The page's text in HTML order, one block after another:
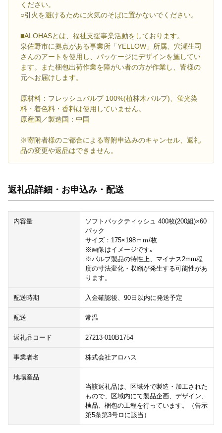
ください。
○引火を避けるために火気のそばに置かないでください。
■ALOHASとは、福祉支援事業活動をしております。
泉佐野市に拠点がある事業所「YELLOW」所属、穴瀬生司
さんのアートを使用し、パッケージにデザインを施してい
ます。また梱包出荷作業を障がい者の方が作業し、皆様の
元へお届けします。
原材料：フレッシュパルプ 100%(植林木パルプ)、蛍光染
料・着色料・香料は使用していません。
原産国／製造国：中国
※寄附者様のご都合による寄附申込みのキャンセル、返礼
品の変更や返品はできません。
返礼品詳細・お申込み・配送
内容量
ソフトパックティッシュ 400枚(200組)×60
パック
サイズ：175×198ｍｍ/枚
※画像はイメージです｡
※パルプ製品の特性上、マイナス2mm程
度の寸法変化・収縮が発生する可能性があ
ります。
配送時期 入金確認後、90日以内に発送予定
配送 常温
返礼品コード 27213-010B1754
事業者名 株式会社アロハス
地場産品
当該返礼品は、区域外で製造・加工された
もので、区域内にて製品企画、デザイン、
検品、梱包の工程を行っています。（告示
第5条第3号ロに該当）